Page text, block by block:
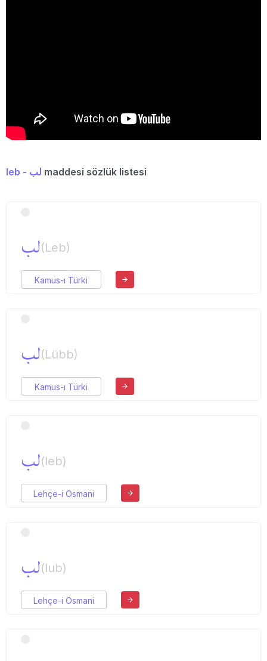
leb - لب maddesi sözlük listesi
لب(Leb)
Kamus-ı Türki
لب(Lübb)
Kamus-ı Türki
لب(leb)
Lehçe-i Osmani
لب(lub)
Lehçe-i Osmani